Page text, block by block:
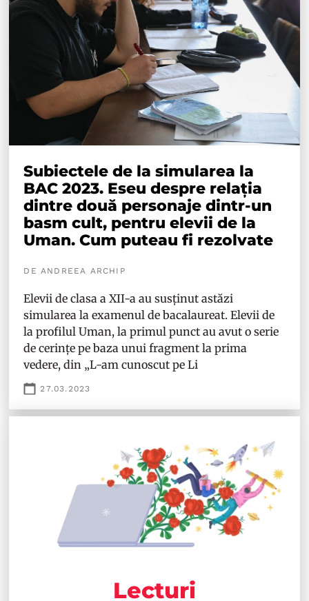
Subiectele de la simularea la
BAC 2023. Eseu despre relația
dintre două personaje dintr-un
basm cult, pentru elevii de la
Uman. Cum puteau fi rezolvate
DE ANDREEA ARCHIP
Elevii de clasa a XII-a au susținut astăzi
simularea la examenul de bacalaureat. Elevii de
la profilul Uman, la primul punct au avut o serie
de cerințe pe baza unui fragment la prima
vedere, din „L-am cunoscut pe Li
27.03.2023
Lecturi